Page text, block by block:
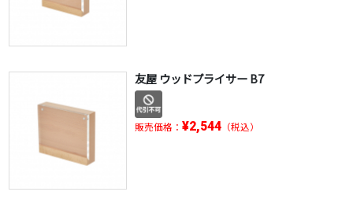
友屋 ウッドプライサー B7
販売価格： ¥2,544（税込）